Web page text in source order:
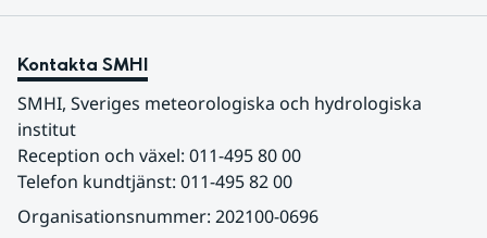
Kontakta SMHI
SMHI, Sveriges meteorologiska och hydrologiska
institut
Reception och växel: 011-495 80 00
Telefon kundtjänst: 011-495 82 00
Organisationsnummer: 202100-0696